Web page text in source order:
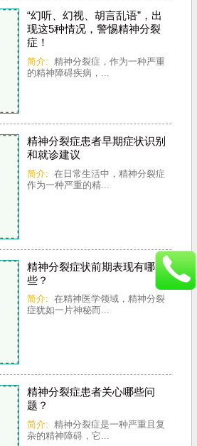
“幻听、幻视、胡言乱语”，出
现这5种情况，警惕精神分裂
症！
简介:
精神分裂症，作为一种严重
的精神障碍疾病，...
精神分裂症患者早期症状识别
和就诊建议
简介:
在日常生活中，精神分裂症
作为一种严重的精...
精神分裂症状前期表现有哪
些？
简介:
在精神医学领域，精神分裂
症犹如一片神秘而...
精神分裂症患者关心哪些问
题？
简介:
精神分裂症是一种严重且复
杂的精神障碍，它...